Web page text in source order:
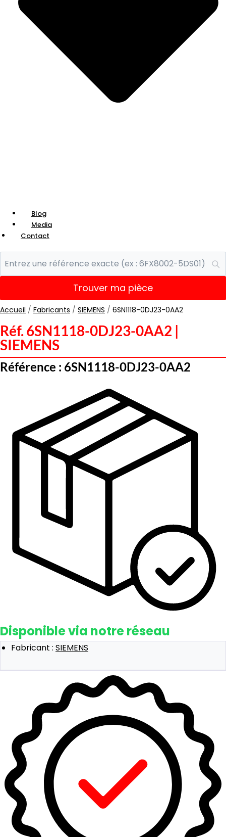
Blog
Media
Contact
Trouver ma pièce
Accueil / Fabricants / SIEMENS / 6SN1118-0DJ23-0AA2
Réf. 6SN1118-0DJ23-0AA2 |
SIEMENS
Référence : 6SN1118-0DJ23-0AA2
Disponible via notre réseau
Fabricant : SIEMENS